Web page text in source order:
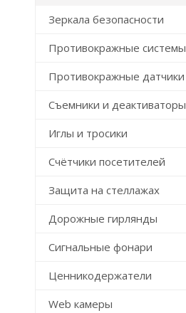
Зеркала безопасности
Противокражные системы
Противокражные датчики
Съемники и деактиваторы
Иглы и тросики
Счётчики посетителей
Защита на стеллажах
Дорожные гирлянды
Сигнальные фонари
Ценникодержатели
Web камеры